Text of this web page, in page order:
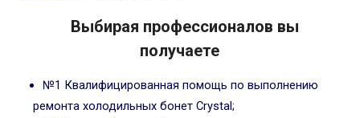
Выбирая профессионалов вы
получаете
№1 Квалифицированная помощь по выполнению
ремонта холодильных бонет Crystal;